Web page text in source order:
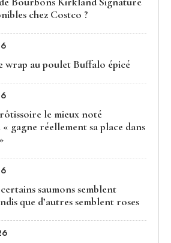
chez Costco ?
wrap au poulet Buffalo épicé
le mieux noté
« gagne réellement sa place dans
saumons semblent
que d’autres semblent roses